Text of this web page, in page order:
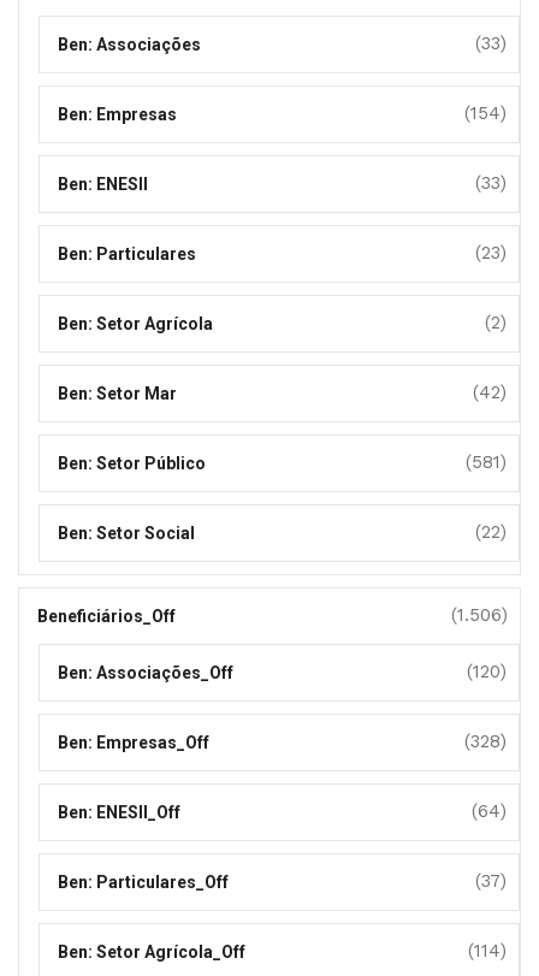
Ben: Associações (33)
Ben: Empresas (154)
Ben: ENESII (33)
Ben: Particulares (23)
Ben: Setor Agrícola (2)
Ben: Setor Mar (42)
Ben: Setor Público (581)
Ben: Setor Social (22)
Beneficiários_Off (1.506)
Ben: Associações_Off (120)
Ben: Empresas_Off (328)
Ben: ENESII_Off (64)
Ben: Particulares_Off (37)
Ben: Setor Agrícola_Off (114)